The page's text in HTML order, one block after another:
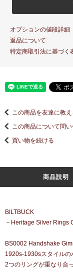
オプションの値段詳細
返品について
特定商取引法に基づく
この商品を友達に教え
この商品について問
買い物を続ける
商品説明
BILTBUCK
－Heritage Silver Rings
BS0002 Handshake
1920s-1930sスタイルの
2つのリングが重なり合